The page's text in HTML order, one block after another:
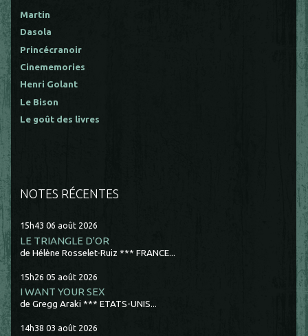
Martin
Dasola
Princécranoir
Cinememories
Henri Golant
Le Bison
Le goût des livres
NOTES RÉCENTES
15h43 06 août 2026
LE TRIANGLE D'OR
de Hélène Rosselet-Ruiz *** FRANCE...
15h26 05 août 2026
I WANT YOUR SEX
de Gregg Araki *** ETATS-UNIS...
14h38 03 août 2026